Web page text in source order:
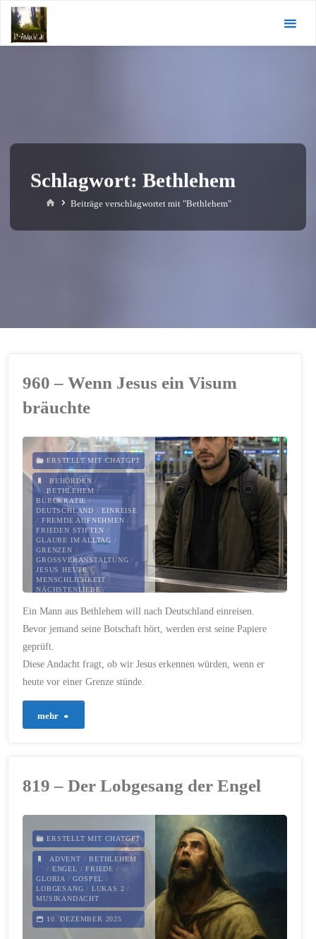
Zum
Inhalt
springen
Schlagwort:Bethlehem
StartBeiträge verschlagwortet mit "Bethlehem"
960 – Wenn Jesus ein Visum
bräuchte
ERSTELLT MIT CHATGPT
BEHÖRDEN /
BETHLEHEM /
BÜROKRATIE/
DEUTSCHLAND /EINREISE
/ FREMDE AUFNEHMEN /
FRIEDEN STIFTEN /
GLAUBE IM ALLTAG /
GRENZEN /
GROSSVERANSTALTUNG
/
JESUS HEUTE /
MENSCHLICHKEIT /
NÄCHSTENLIEBE /
SCHENGEN-VISUM/
/WÜRDE
30. APRIL 2026
Ein Mann aus Bethlehem will nach Deutschland einreisen.
Bevor jemand seine Botschaft hört, werden erst seine Papiere
geprüft.
Diese Andacht fragt, ob wir Jesus erkennen würden, wenn er
heute vor einer Grenze stünde.
mehr
Visum
bräuchte"
819 – Der Lobgesang der Engel
ERSTELLT MIT CHATGPT
ADVENT /BETHLEHEM
/ ENGEL /FRIEDE /
GLORIA /GOSPEL /
LOBGESANG / LUKAS 2 /
MUSIKANDACHT
10. DEZEMBER 2025